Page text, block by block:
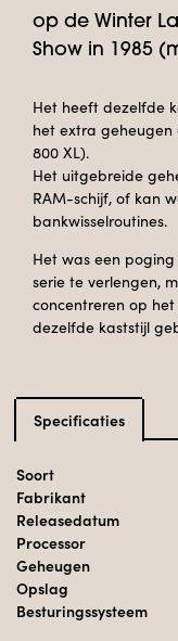
op de Winter
Show in 1985
Het heeft dezelfde
het extra geheugen
800 XL).
Het uitgebreide
RAM-schijf, of kan
bankwisselroutines.
Het was een
serie te verlengen,
concentreren op
dezelfde kaststijl
Specificaties
Soort
Fabrikant
Releasedatum
Processor
Geheugen
Opslag
Besturingssysteem